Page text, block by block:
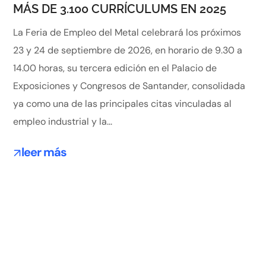
MÁS DE 3.100 CURRÍCULUMS EN 2025
La Feria de Empleo del Metal celebrará los próximos
23 y 24 de septiembre de 2026, en horario de 9.30 a
14.00 horas, su tercera edición en el Palacio de
Exposiciones y Congresos de Santander, consolidada
ya como una de las principales citas vinculadas al
empleo industrial y la...
leer más